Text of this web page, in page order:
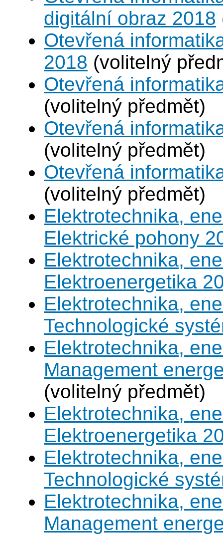
digitální obraz 2018
Otevřená
2018 (volitelný
Otevřená
(volitelný předmět)
Otevřená
(volitelný předmět)
Otevřená
(volitelný předmět)
Elektrotechnika,
Elektrické pohony
Elektrotechnika,
Elektroenergetika
Elektrotechnika,
Technologické
Elektrotechnika,
Management
(volitelný předmět)
Elektrotechnika,
Elektroenergetika
Elektrotechnika,
Technologické
Elektrotechnika,
Management